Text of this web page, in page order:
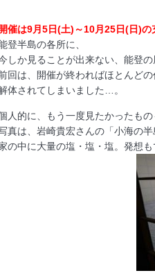
開催は9月5日(土)～10月25日(日)の
登半島の各所に、
しか見ることが出来ない、能登
回は、開催が終わればほとんど
体されてしまいました…。
人的に、もう一度見たかったも
真は、岩崎貴宏さんの「小海の
の中に大量の塩・塩・塩。発想